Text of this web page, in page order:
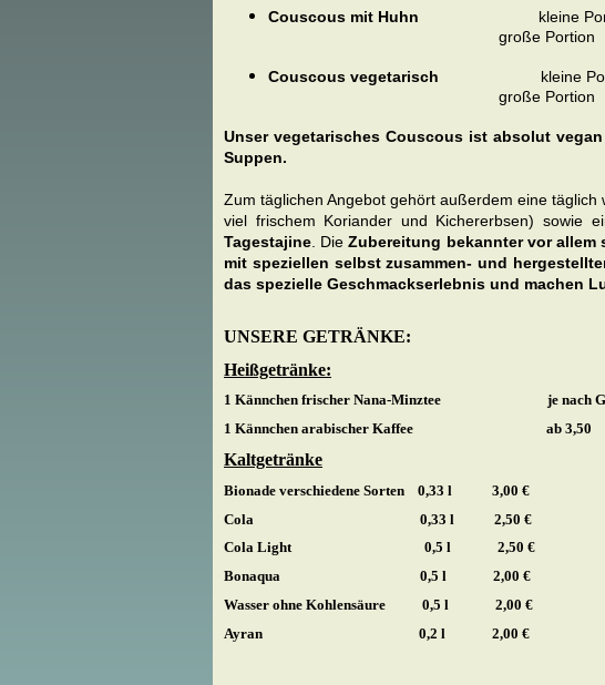
Couscous mit Huhn kleine
große Portion
Couscous vegetarisch kleine
große Portion
Unser vegetarisches Couscous ist absolut
Suppen.
Zum täglichen Angebot gehört außerdem eine täglich
viel frischem Koriander und Kichererbsen) sowie
Tagestajine DieZubereitung bekannter vor allem
mit speziellen selbst zusammen- und
das spezielle Geschmackserlebnis und machen
UNSERE GETRÄNKE:
Heißgetränke:
1 Kännchen frischer Nana-Minztee je nach
1 Kännchen arabischer Kaffee
ab 3,50
Kaltgetränke
Bionade verschiedene Sorten 0,33 l 3,00 €
Cola 0,33 l
2,50 €
Cola Light 0,5 l 2,50 €
Bonaqua 0,5 l 2,00 €
Wasser ohne Kohlensäure 0,5 l 2,00 €
Ayran 0,2 l 2,00 €